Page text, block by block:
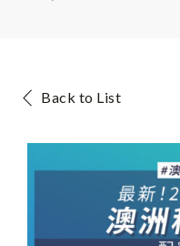
Back to List